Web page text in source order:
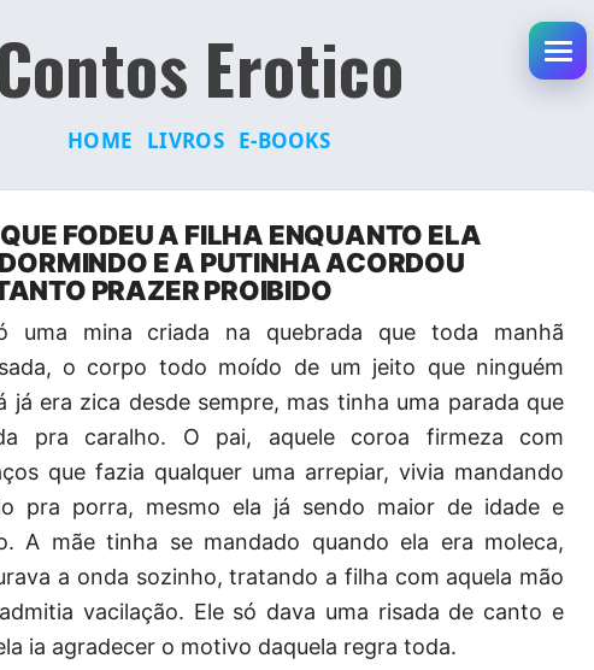
Erotico
HOME LIVROS E-BOOKS
FODEU A FILHA ENQUANTO ELA
E A PUTINHA ACORDOU
PRAZER PROIBIDO
uma mina criada na quebrada que toda manhã
o corpo todo moído de um jeito que ninguém
já era zica desde sempre, mas tinha uma parada que
pra caralho. O pai, aquele coroa firmeza com
que fazia qualquer uma arrepiar, vivia mandando
pra porra, mesmo ela já sendo maior de idade e
A mãe tinha se mandado quando ela era moleca,
a onda sozinho, tratando a filha com aquela mão
vacilação. Ele só dava uma risada de canto e
ia agradecer o motivo daquela regra toda.